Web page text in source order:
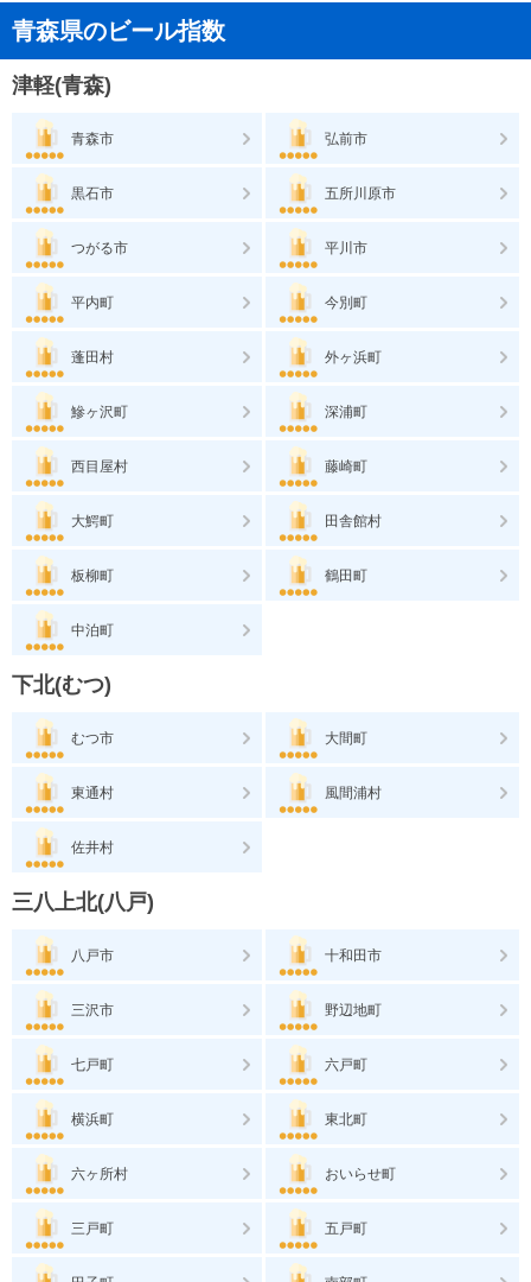
青森県のビール指数
津軽(青森)
青森市 弘前市
黒石市 五所川原市
つがる市 平川市
平内町 今別町
蓬田村 外ヶ浜町
鰺ヶ沢町 深浦町
西目屋村 藤崎町
大鰐町 田舎館村
板柳町 鶴田町
中泊町
下北(むつ)
むつ市 大間町
東通村 風間浦村
佐井村
三八上北(八戸)
八戸市 十和田市
三沢市 野辺地町
七戸町 六戸町
横浜町 東北町
六ヶ所村 おいらせ町
三戸町 五戸町